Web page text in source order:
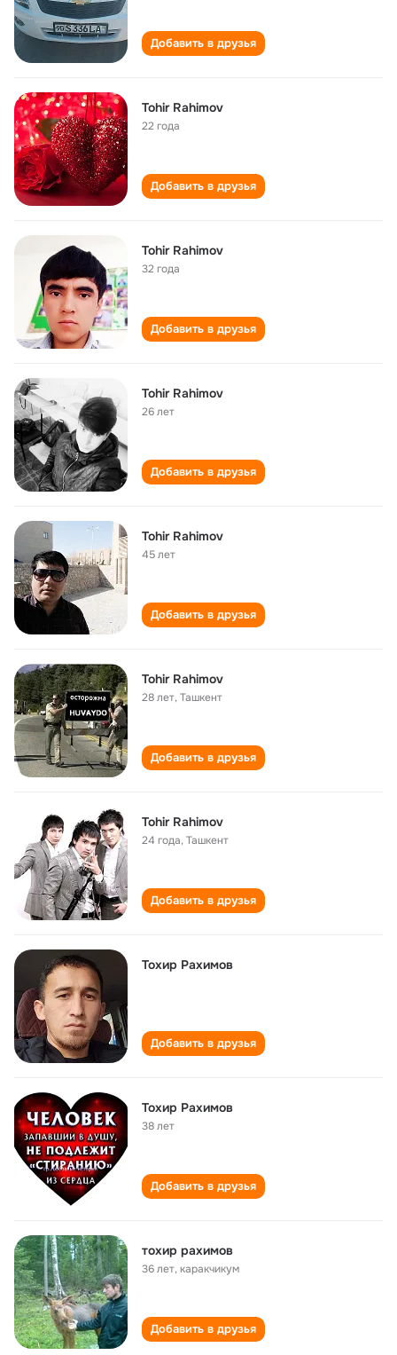
Добавить в друзья
Tohir Rahimov
22 года
Добавить в друзья
Tohir Rahimov
32 года
Добавить в друзья
Tohir Rahimov
26 лет
Добавить в друзья
Tohir Rahimov
45 лет
Добавить в друзья
Tohir Rahimov
28 лет,Ташкент
Добавить в друзья
Tohir Rahimov
24 года,Ташкент
Добавить в друзья
Тохир Рахимов
Добавить в друзья
Тохир Рахимов
38 лет
Добавить в друзья
тохир рахимов
36 лет,каракчикум
Добавить в друзья